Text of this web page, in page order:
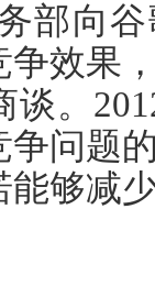
部向
效果
。
问题
够减